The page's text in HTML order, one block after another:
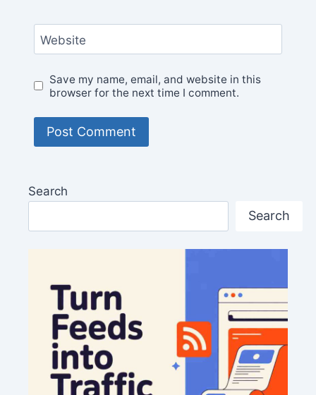
Website
Save my name, email, and website in this
browser for the next time I comment.
Search
Search